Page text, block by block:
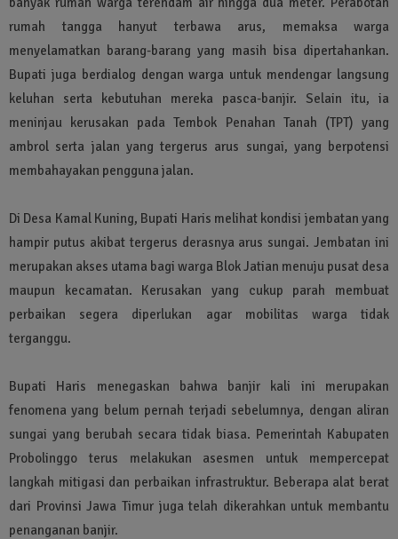
rumah tangga hanyut terbawa arus, memaksa warga
menyelamatkan barang-barang yang masih bisa dipertahankan.
Bupati juga berdialog dengan warga untuk mendengar langsung
keluhan serta kebutuhan mereka pasca-banjir. Selain itu, ia
meninjau kerusakan pada Tembok Penahan Tanah (TPT) yang
ambrol serta jalan yang tergerus arus sungai, yang berpotensi
membahayakan pengguna jalan.
Di Desa Kamal Kuning, Bupati Haris melihat kondisi jembatan yang
hampir putus akibat tergerus derasnya arus sungai. Jembatan ini
merupakan akses utama bagi warga Blok Jatian menuju pusat desa
maupun kecamatan. Kerusakan yang cukup parah membuat
perbaikan segera diperlukan agar mobilitas warga tidak
terganggu.
Bupati Haris menegaskan bahwa banjir kali ini merupakan
fenomena yang belum pernah terjadi sebelumnya, dengan aliran
sungai yang berubah secara tidak biasa. Pemerintah Kabupaten
Probolinggo terus melakukan asesmen untuk mempercepat
langkah mitigasi dan perbaikan infrastruktur. Beberapa alat berat
dari Provinsi Jawa Timur juga telah dikerahkan untuk membantu
penanganan banjir.